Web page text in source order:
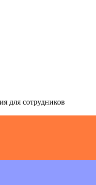
для сотрудников